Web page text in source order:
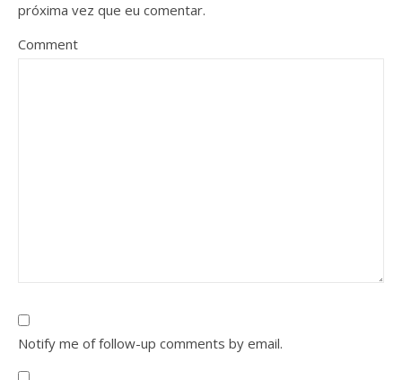
próxima vez que eu comentar.
Comment
Notify me of follow-up comments by email.